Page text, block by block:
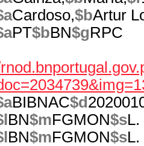
Cardoso,$bArtur
PT$bBN$gRPC
BIBNAC$d
BN$mFGMON$sL.
BN$mFGMON$sL.